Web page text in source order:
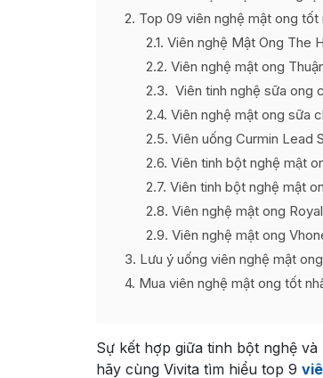
2 Top 09 viên nghệ mật ong
2.1 Viên nghệ Mật Ong The
2.2 Viên nghệ mật ong
2.3
Viên tinh nghệ sữa ong
2.4 Viên nghệ mật ong sữa
2.5 Viên uống Curmin Lead
2.6 Viên tinh bột nghệ mật
2.7 Viên tinh bột nghệ mật
2.8 Viên nghệ mật ong
2.9 Viên nghệ mật ong
3 Lưu ý uống viên nghệ mật
4 Mua viên nghệ mật ong tốt
Sự kết hợp giữa tinh bột nghệ
hãy cùng Vivita tìm hiểu top 9